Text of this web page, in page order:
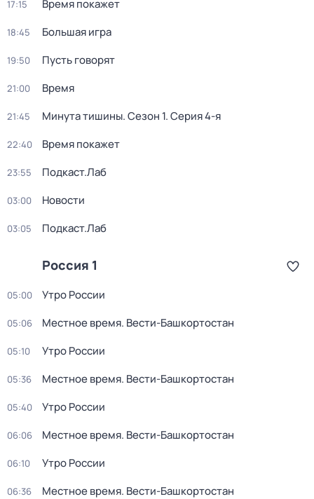
17:15 Время покажет
18:45 Большая игра
19:50 Пусть говорят
21:00 Время
21:45 Минута тишины. Сезон 1. Серия 4-я
22:40 Время покажет
23:55 Подкаст.Лаб
03:00 Новости
03:05 Подкаст.Лаб
Россия 1
05:00 Утро России
05:06 Местное время. Вести-Башкортостан
05:10 Утро России
05:36 Местное время. Вести-Башкортостан
05:40 Утро России
06:06 Местное время. Вести-Башкортостан
06:10 Утро России
06:36 Местное время. Вести-Башкортостан